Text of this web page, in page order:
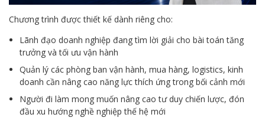
Chương trình được thiết kế dành riêng cho:
Lãnh đạo doanh nghiệp đang tìm lời giải cho bài toán tăng
trưởng và tối ưu vận hành
Quản lý các phòng ban vận hành, mua hàng, logistics, kinh
doanh cần nâng cao năng lực thích ứng trong bối cảnh mới
Người đi làm mong muốn nâng cao tư duy chiến lược, đón
đầu xu hướng nghề nghiệp thế hệ mới